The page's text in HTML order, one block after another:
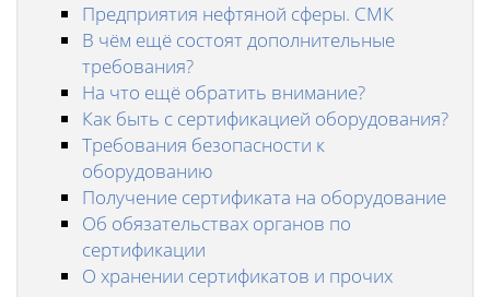
Предприятия нефтяной сферы. СМК
В чём ещё состоят дополнительные
требования?
На что ещё обратить внимание?
Как быть с сертификацией оборудования?
Требования безопасности к
оборудованию
Получение сертификата на оборудование
Об обязательствах органов по
сертификации
О хранении сертификатов и прочих